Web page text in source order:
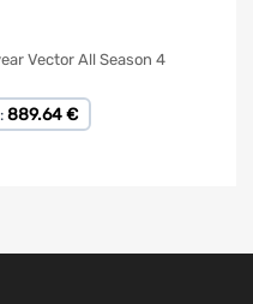
Vector All Season 4
889.64 €